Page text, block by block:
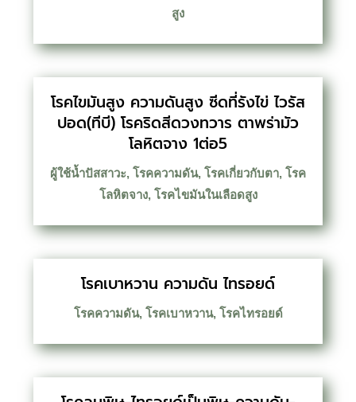
สูง
โรคไขมันสูง ความดันสูง ซีดที่รังไข่ ไวรัส
ปอด(ทีบี) โรคริดสีดวงทวาร ตาพร่ามัว
โลหิตจาง 1ต่อ5
ผู้ใช้น้ำปัสสาวะ, โรคความดัน, โรคเกี่ยวกับตา, โรค
โลหิตจาง, โรคไขมันในเลือดสูง
โรคเบาหวาน ความดัน ไทรอยด์
โรคความดัน, โรคเบาหวาน, โรคไทรอยด์